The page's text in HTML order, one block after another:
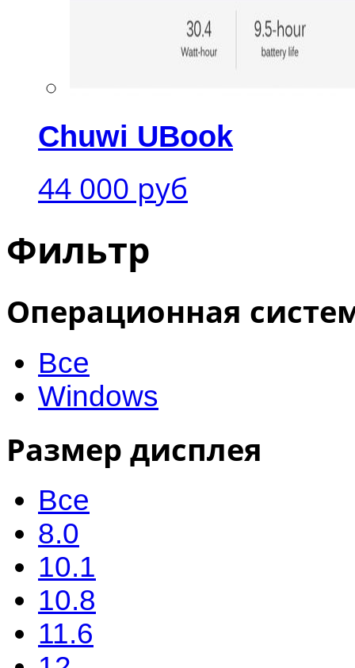
Chuwi UBook
44 000 руб
Фильтр
Операционная
Все
Windows
Размер дисплея
Все
8.0
10.1
10.8
11.6